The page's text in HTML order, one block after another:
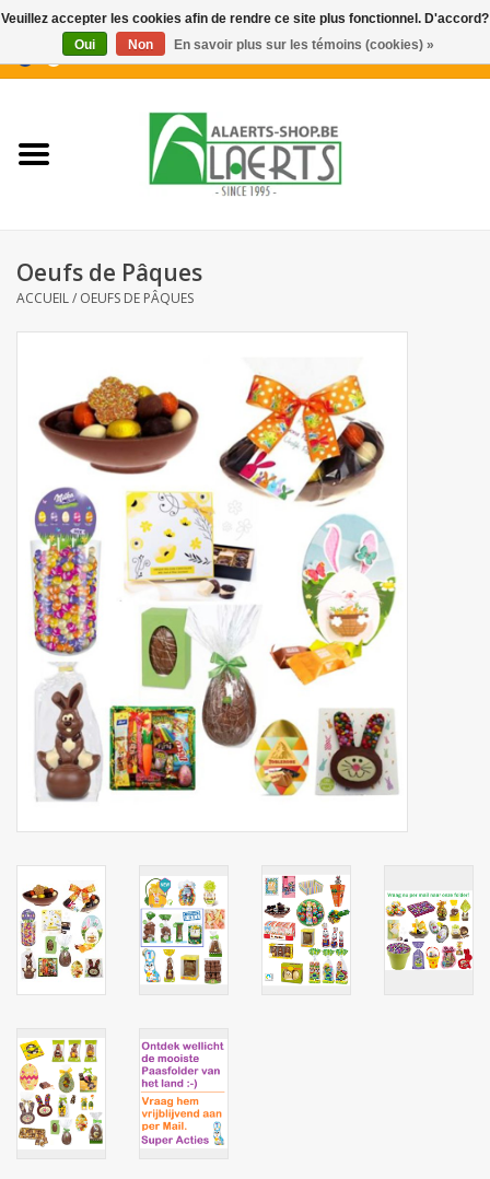
0 Articles - €0,00
Nouveautés
Biscuits pour le café
Boissons
Biscuits apéritifs / Snacks salés
Botanicals
Bonbons pour la bonbonnière
Rouleaux de caisse thermiques
Produits d'hygiène
Cadeaux d'entreprise
Matériel d'emballage
Fournitures de bureau
Produits Covid-19
Confiserie Saint-Nicolas
Oeufs de Pâques
ACCUEIL/ OEUFS DE PÂQUES
Veuillez accepter les cookies afin de rendre ce site plus fonctionnel. D'accord?
Oui
Non En savoir plus sur les témoins (cookies) »